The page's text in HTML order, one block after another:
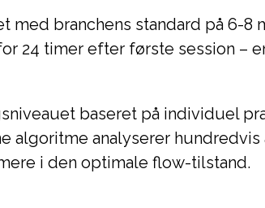
branchens standard på 6-8
24 timer efter første session –
baseret på individuel
algoritme analyserer
i den optimale flow-tilstand.